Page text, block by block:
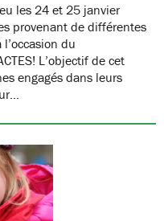
les 24 et 25 janvier
provenant de différentes
du
L’objectif de cet
engagés dans leurs